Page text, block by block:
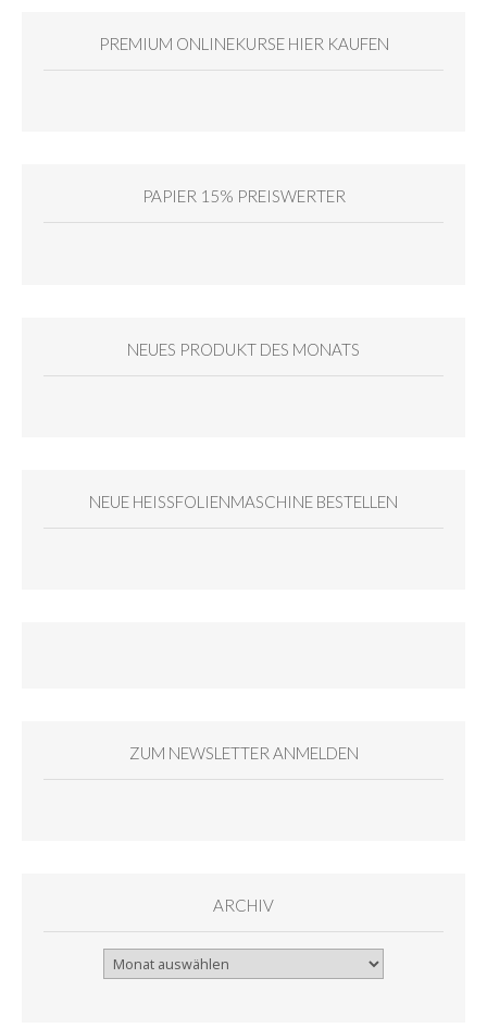
PREMIUM ONLINEKURSE HIER KAUFEN
PAPIER 15% PREISWERTER
NEUES PRODUKT DES MONATS
NEUE HEISSFOLIENMASCHINE BESTELLEN
ZUM NEWSLETTER ANMELDEN
ARCHIV
Archiv